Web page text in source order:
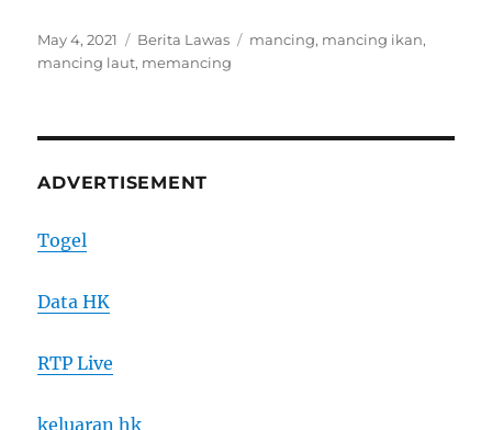
Posted
on
May 4, 2021 Categories
Berita Lawas Tags
mancing, mancing ikan,
mancing laut, memancing
ADVERTISEMENT
Togel
Data HK
RTP Live
keluaran hk